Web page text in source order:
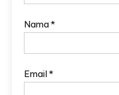
Nama*
Email*